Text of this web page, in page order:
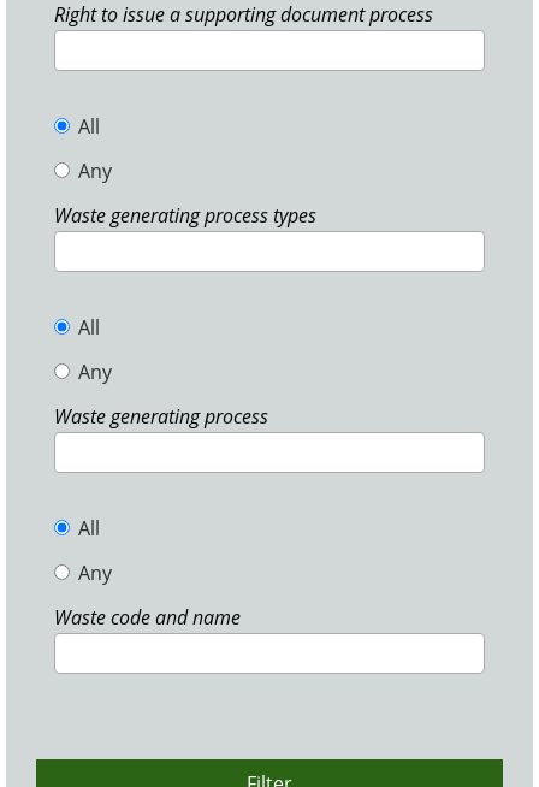
Right to issue a supporting document process
All
Any
Waste generating process types
All
Any
Waste generating process
All
Any
Waste code and name